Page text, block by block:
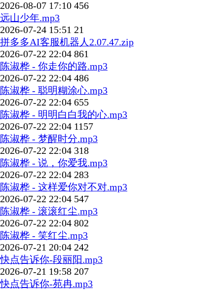
2026-08-07 17:10 456
远山少年.mp3
2026-07-24 15:51 21
拼多多AI客服机器人2.07.47.zip
2026-07-22 22:04 861
陈淑桦 - 你走你的路.mp3
2026-07-22 22:04 486
陈淑桦 - 聪明糊涂心.mp3
2026-07-22 22:04 655
陈淑桦 - 明明白白我的心.mp3
2026-07-22 22:04 1157
陈淑桦 - 梦醒时分.mp3
2026-07-22 22:04 318
陈淑桦 - 说，你爱我.mp3
2026-07-22 22:04 283
陈淑桦 - 这样爱你对不对.mp3
2026-07-22 22:04 547
陈淑桦 - 滚滚红尘.mp3
2026-07-22 22:04 802
陈淑桦 - 笑红尘.mp3
2026-07-21 20:04 242
快点告诉你-段丽阳.mp3
2026-07-21 19:58 207
快点告诉你-苑冉.mp3